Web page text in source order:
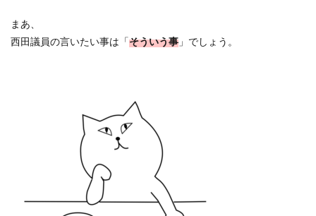
まあ、
西田議員の言いたい事は「そういう事 」でしょう。